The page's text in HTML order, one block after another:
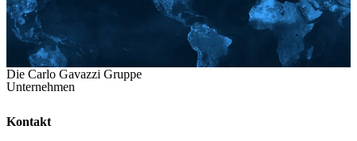
Die Carlo Gavazzi Gruppe
Unternehmen
Kontakt